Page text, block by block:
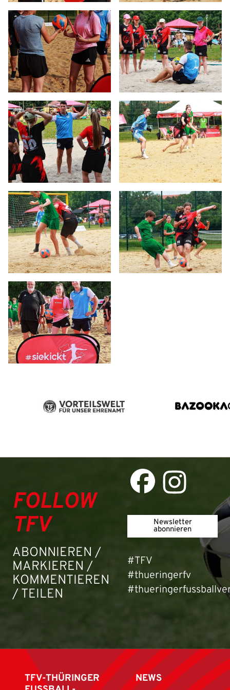
FOLLOW
TFV
ABONNIEREN /
MARKIEREN /
KOMMENTIEREN
/ TEILEN
Newsletter
abonnieren
#TFV
#thueringerfv
TFV-THÜRINGER
NEWS
Passwort: